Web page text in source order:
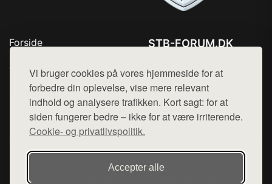
Vi bruger cookies på vores hjemmeside for at
forbedre din oplevelse, vise mere relevant
indhold og analysere trafikken. Kort sagt: for at
siden fungerer bedre – ikke for at være irriterende.
Cookie- og privatlivspolitik.
Accepter alle
Forside
Top Rabatter
Kontakt
STB-FORUM.DK
Mail: hej@want.dk
Cookie- og privatlivspolitik
Denne side er en del af want.dk, der udgiver en række
hjemmesider med præsentation af forskellige produkter fra